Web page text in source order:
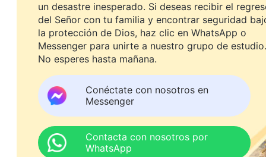
Espíritu sin medida”. Realmente me deleitaba
por Dios, que Dios me había conferido el
través de mí. Yo creía que, porque podía
otros no podían, que yo podía ver
cada vez más inmerso en el placer que me
yo era sólo una creación, de que yo era
A medida que la iglesia continuaba creciendo,
un desastre inesperado. Si deseas recibir el
del Señor con tu familia y encontrar seguridad
la protección de Dios, haz clic en WhatsApp o
Messenger para unirte a nuestro grupo de estudio.
No esperes hasta mañana.
Conéctate con nosotros en
Messenger
Contacta con nosotros por
WhatsApp